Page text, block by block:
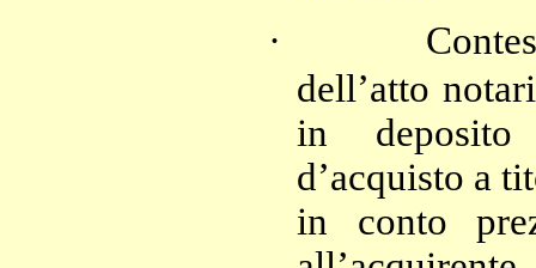
·
dell’atto
in
d’acquisto a
in conto